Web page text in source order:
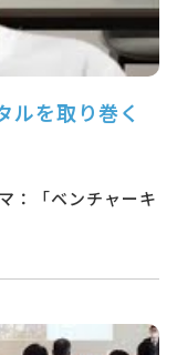
を取り巻く
「ベンチャーキ